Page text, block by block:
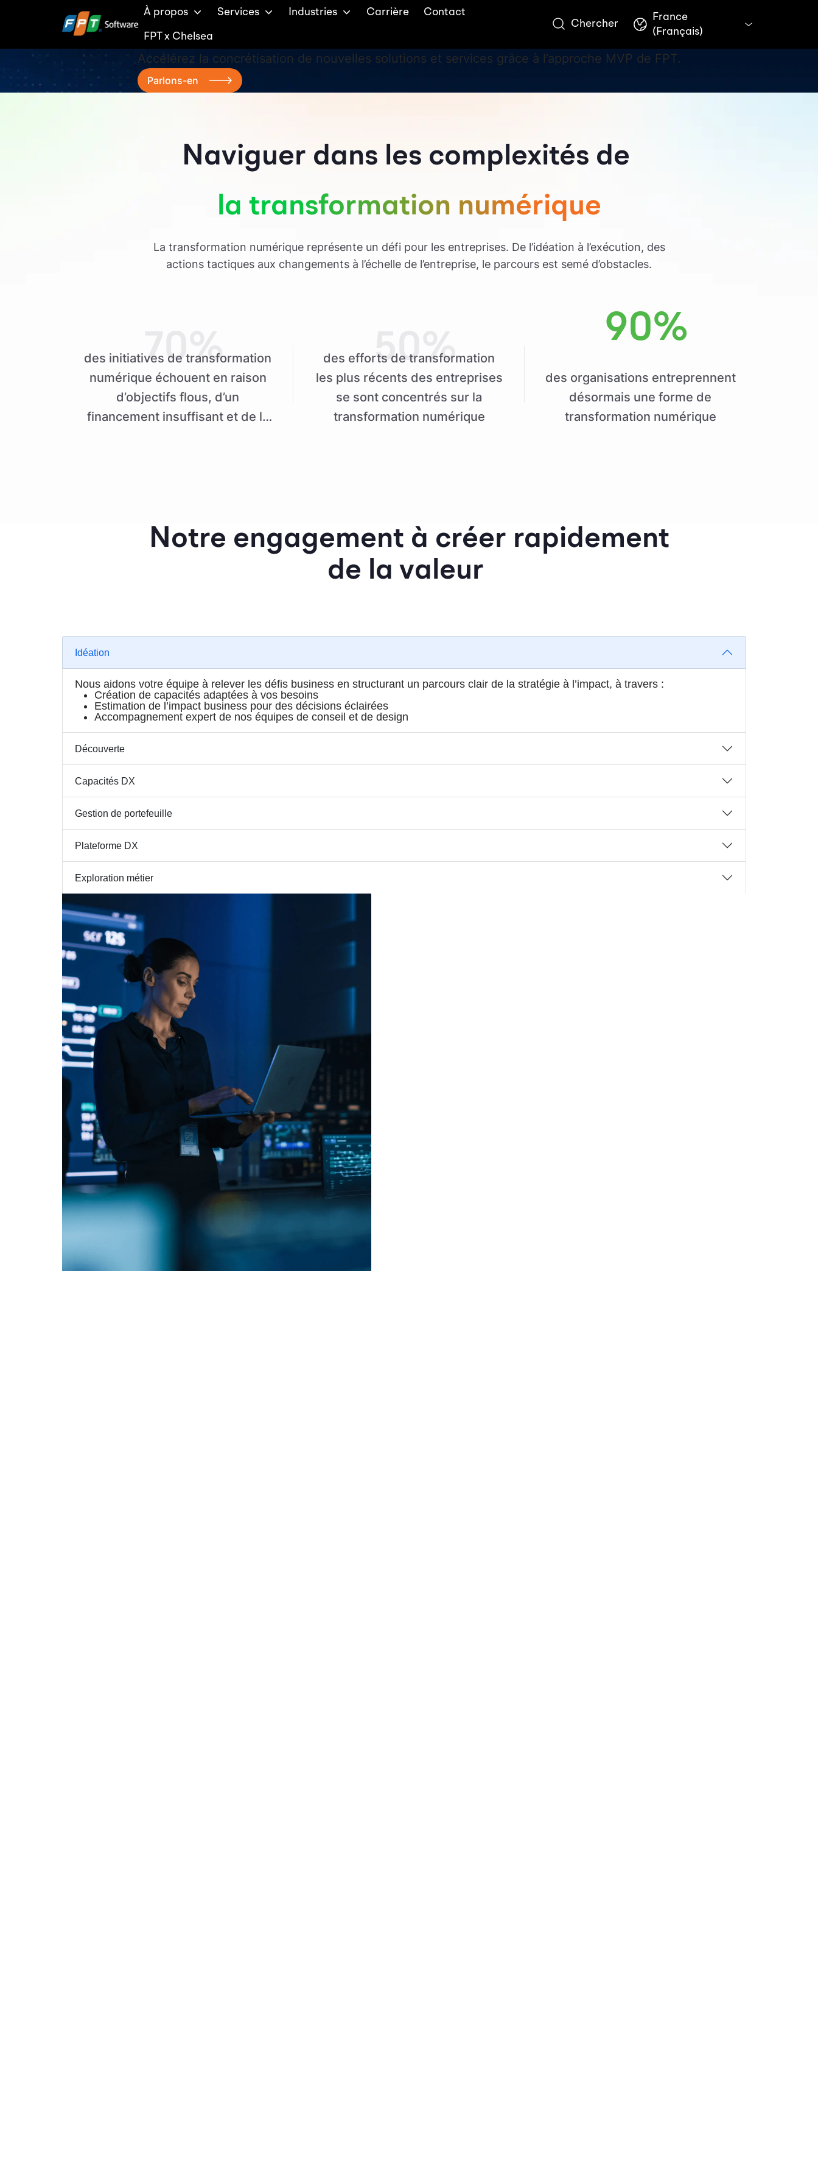
À propos Services Industries Carrière Contact
FPT x Chelsea
Chercher
France
(Français)
DX Garage
Accélérez la concrétisation de nouvelles solutions et services grâce à l’approche MVP de FPT.
Parlons-en
Naviguer dans les complexités de
la transformation numérique
La transformation numérique représente un défi pour les entreprises. De l’idéation à l’exécution, des
actions tactiques aux changements à l’échelle de l’entreprise, le parcours est semé d’obstacles.
des initiatives de transformation
numérique échouent en raison
d’objectifs flous, d’un
50%
des efforts de transformation
les plus récents des entreprises
se sont concentrés sur la
transformation numérique
90%
désormais une forme de
transformation numérique
Notre engagement à créer rapidement
de la valeur
Idéation
Nous aidons votre équipe à relever les défis business en structurant un parcours clair de la stratégie à l’impact, à travers :
Création de capacités adaptées à vos besoins
Estimation de l’impact business pour des décisions éclairées
Accompagnement expert de nos équipes de conseil et de design
Découverte
Capacités DX
Gestion de portefeuille
Plateforme DX
Exploration métier